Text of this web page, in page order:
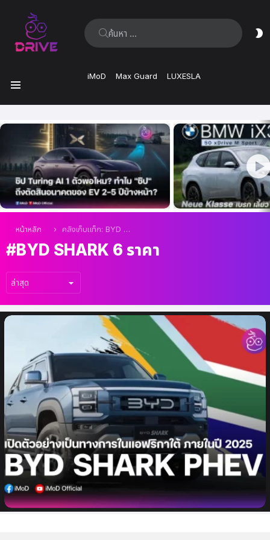
ค้นหา:
iMoD Max Guard LUXESLA
ล่าสุด
คุณอยู่ที่นี่:
หน้าหลัก คลังเก็บแท็ก: BYD Shark 6 ราคา
BYD SHARK 6 ราคา
เรื่อง
BYD จะเปิดตัว BYD SHARK รถกระบะปลั๊กอิน
ไฮบริด ในแอฟริกาใต้ ในปี 2025